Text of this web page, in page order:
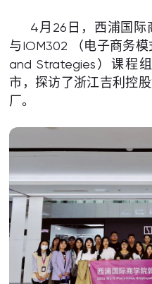
校园生活
关于我们
4月26日，西浦国际
与IOM302 （电子商务
and Strategies）课程
市，探访了浙江吉利控
厂。